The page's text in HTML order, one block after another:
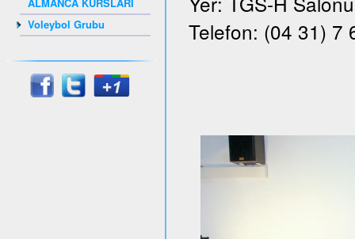
Voleybol Grubu
Telefon: (04 31) 7